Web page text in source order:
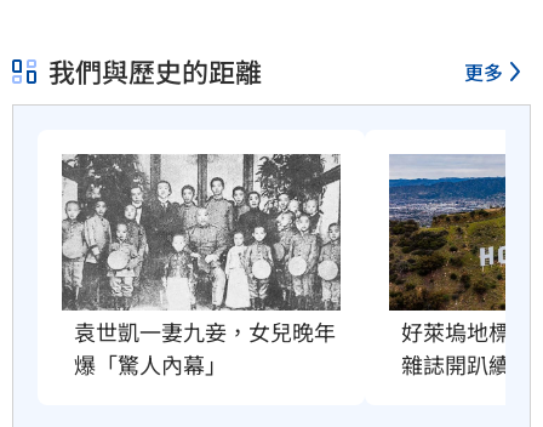
我們與歷史的距離 更多
袁世凱一妻九妾，女兒晚年
爆「驚人內幕」
好萊塢地標恐
雜誌開趴續命